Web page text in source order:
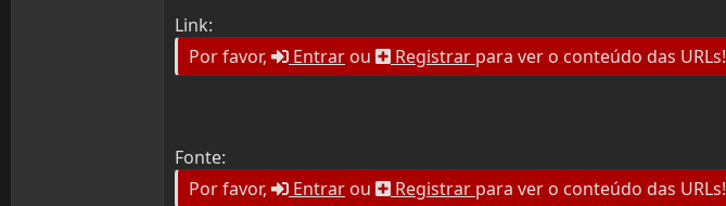
Link:
Por favor,
Entrar ou Registrar para ver o conteúdo das URLs!
Fonte:
Por favor,
Entrar ou Registrar para ver o conteúdo das URLs!